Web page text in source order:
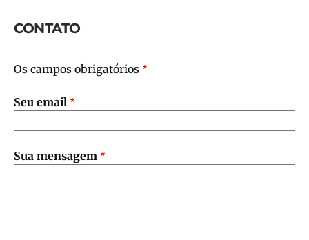
CONTATO
Os campos obrigatórios
Seu email
Sua mensagem